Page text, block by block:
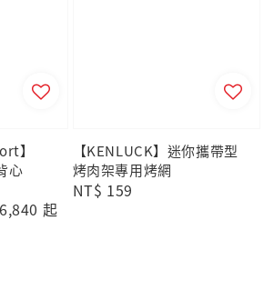
】
心
起
【KENLUCK】迷你攜帶型
烤肉架專用烤網
Regular
NT$ 159